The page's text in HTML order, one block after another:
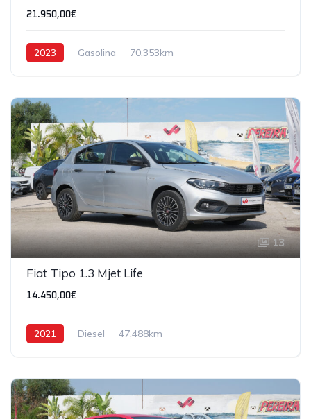
21.950,00€
2023 Gasolina 70,353km
13
Fiat Tipo 1.3 Mjet Life
14.450,00€
2021 Diesel 47,488km